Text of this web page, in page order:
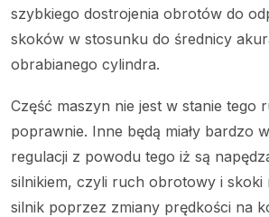
szybkiego dostrojenia obrotów do
skoków w stosunku do średnicy
obrabianego cylindra.
Część maszyn nie jest w stanie tego
poprawnie. Inne będą miały bardzo
regulacji z powodu tego iż są
silnikiem, czyli ruch obrotowy i skoki
silnik poprzez zmiany prędkości na